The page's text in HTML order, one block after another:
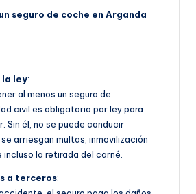
seguro de coche en Arganda
la ley:
al menos un seguro de
civil es obligatorio por ley para
Sin él, no se puede conducir
arriesgan multas, inmovilización
incluso la retirada del carné.
a terceros: